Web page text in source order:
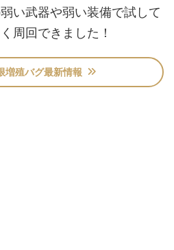
い武器や弱い装備で試して
周回できました！
増殖バグ最新情報